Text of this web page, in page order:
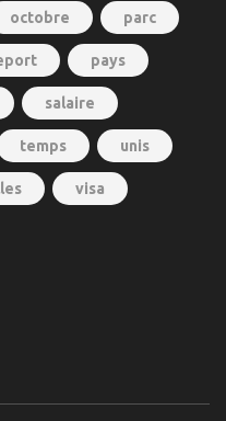
octobre parc
pays
salaire
temps unis
visa